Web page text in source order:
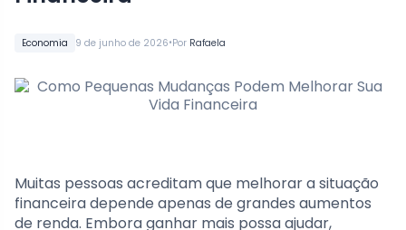
Economia 9 de junho de 2026•Por Rafaela
Muitas pessoas acreditam que melhorar a situação
financeira depende apenas de grandes aumentos
de renda. Embora ganhar mais possa ajudar,